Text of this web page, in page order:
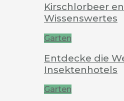
Kirschlorbeer
Wissenswertes
Garten
Entdecke die
Insektenhotels
Garten